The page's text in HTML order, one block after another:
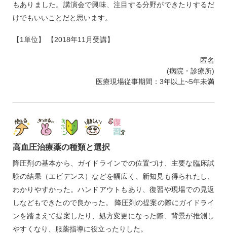
もありました。講演会で興味、注目する分野ができたりするだ
けでもいいことだと思います。
【1単位】 【2018年11月受講】
匿名
(病院・診療所)
医療現場従事期間：3年以上~5年未満
高血圧治療薬の種類と選択
降圧剤の基本から、ガイドラインでの位置づけ、主要な臨床試
験の結果（エビデンス）などを幅広く、新知見も得られたし、
わかりやすかった。ハンドアウトもあり、復習や現場での見返
しなどもできたので良かった。 降圧剤の提案の際にガイドライ
ンを踏まえて提案したり、処方変更になった際、背景が推測し
やすくなり、服薬指導に役立ったりした。